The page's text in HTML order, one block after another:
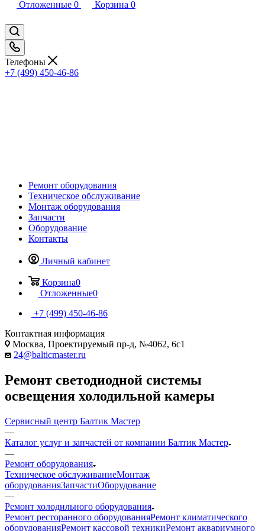
Отложенные 0 Корзина 0
Телефоны
+7 (499) 450-46-86
Ремонт оборудования
Техническое обслуживание
Монтаж оборудования
Запчасти
Оборудование
Контакты
Личный кабинет
Корзина0
Отложенные0
+7 (499) 450-46-86
Контактная информация
Москва, Проектируемый пр-д, №4062, 6с1
24@balticmaster.ru
Ремонт светодиодной системы
освещения холодильной камеры
Сервисный центр Балтик Мастер
—
Каталог услуг и запчастей от компании Балтик Мастер
—
Ремонт оборудования
Техническое обслуживаниеМонтаж
оборудованияЗапчастиОборудование
—
Ремонт холодильного оборудования
Ремонт ресторанного оборудованияРемонт климатического
оборудованияРемонт кассовой техникиРемонт аквариумного